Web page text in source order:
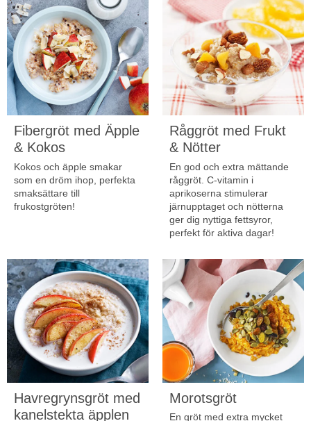
Fibergröt med Äpple
& Kokos
Kokos och äpple smakar
som en dröm ihop, perfekta
smaksättare till
frukostgröten!
Råggröt med Frukt
& Nötter
En god och extra mättande
råggröt. C-vitamin i
aprikoserna stimulerar
järnupptaget och nötterna
ger dig nyttiga fettsyror,
perfekt för aktiva dagar!
Havregrynsgröt med
kanelstekta äpplen
Morotsgröt
En gröt med extra mycket